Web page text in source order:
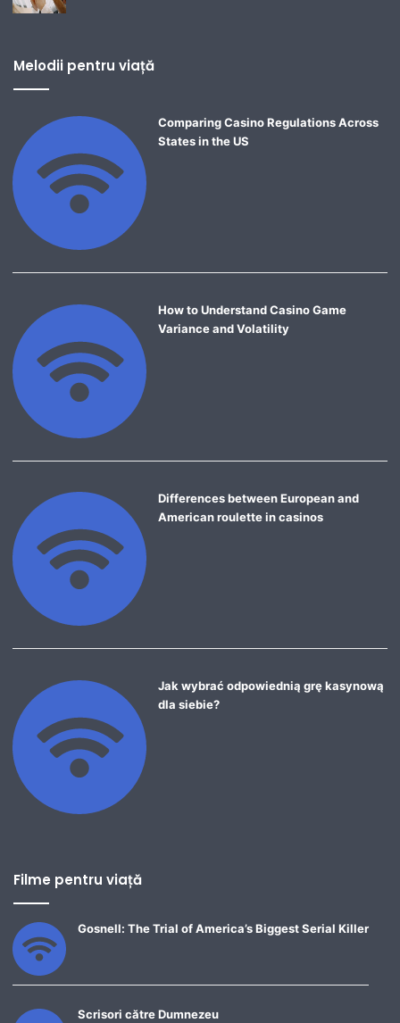
Melodii pentru viață
Comparing Casino Regulations Across
States in the US
How to Understand Casino Game
Variance and Volatility
Differences between European and
American roulette in casinos
Jak wybrać odpowiednią grę kasynową
dla siebie?
Filme pentru viață
Gosnell: The Trial of America’s Biggest Serial Killer
Scrisori către Dumnezeu